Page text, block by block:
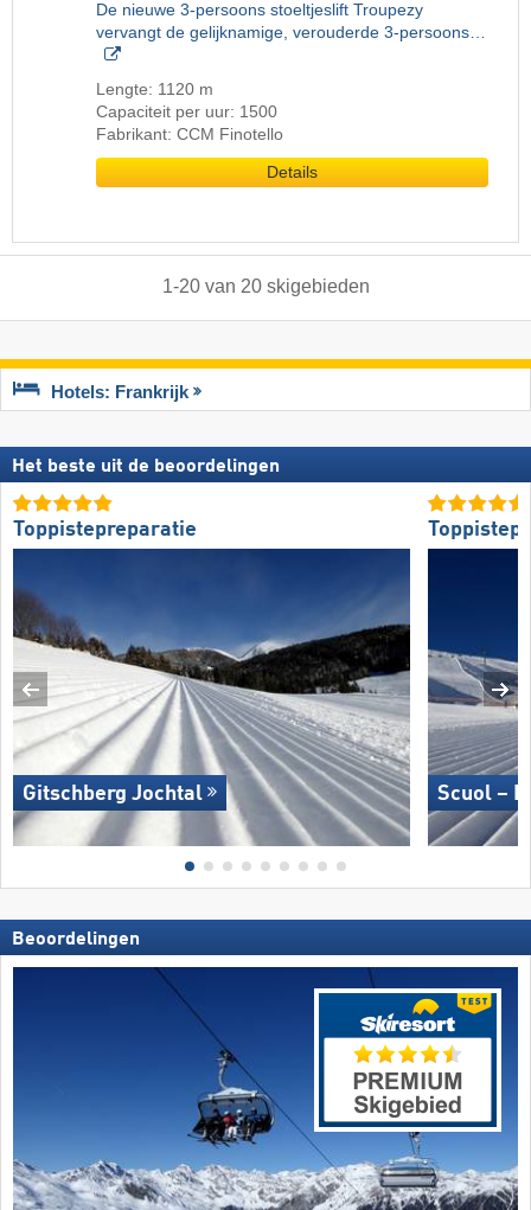
De nieuwe 3-persoons stoeltjeslift Troupezy
vervangt de gelijknamige, verouderde 3-persoons…
Lengte: 1120 m
Capaciteit per uur: 1500
Fabrikant: CCM Finotello
Details
1-20van 20 skigebieden
Hotels: Frankrijk
Het beste uit de beoordelingen
Toppistepreparatie
Gitschberg Jochtal Scuol –
Beoordelingen